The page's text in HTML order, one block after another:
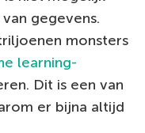
gegevens.
monsters
learning-
Dit is een van
er bijna altijd